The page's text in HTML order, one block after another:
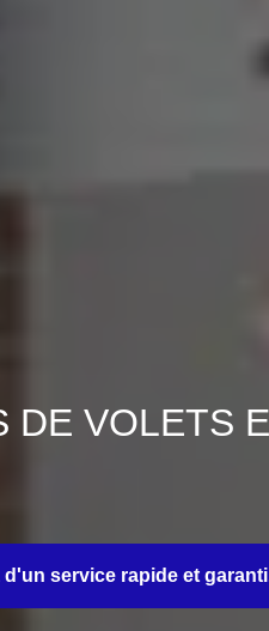
DE VOLETS
service rapide et